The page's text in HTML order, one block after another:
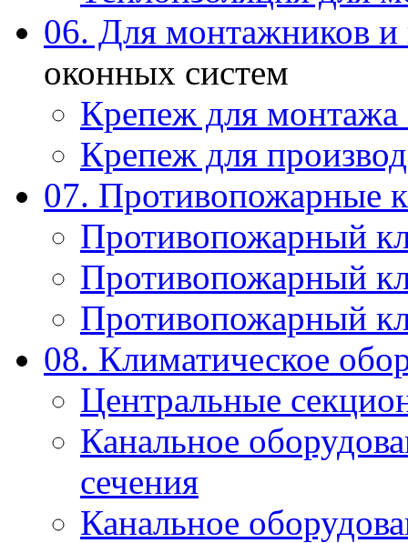
06. Для монтажников и
оконных систем
Крепеж для монтажа
Крепеж для
07. Противопожарные
Противопожарный
Противопожарный
Противопожарный
08. Климатическое
Центральные
Канальное
сечения
Канальное